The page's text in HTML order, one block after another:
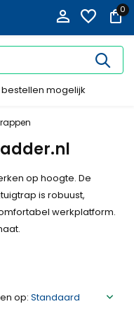
0
mogelijk
op hoogte. De
is robuust,
werkplatform.
op: